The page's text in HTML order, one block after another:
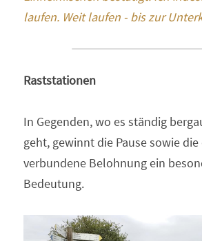
laufen. Weit laufen - bis zur
Raststationen
In Gegenden, wo es ständig
geht, gewinnt die Pause sowie
verbundene Belohnung ein
Bedeutung.